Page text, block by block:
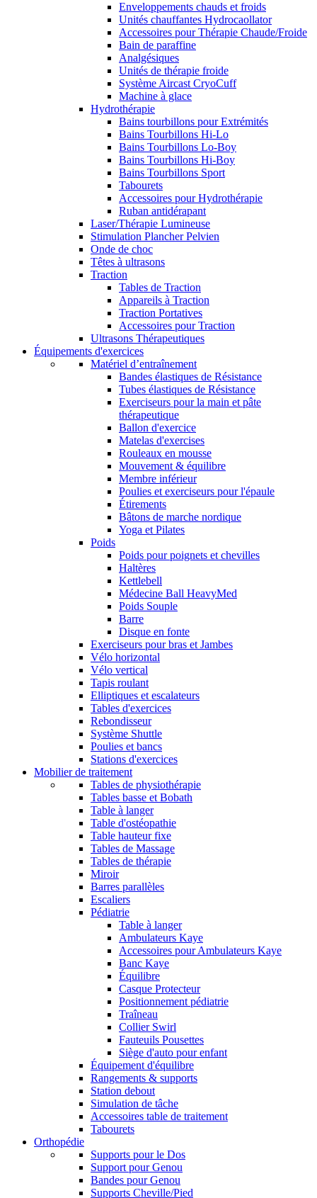
Enveloppements chauds et froids
Unités chauffantes Hydrocaollator
Accessoires pour Thérapie Chaude/Froide
Bain de paraffine
Analgésiques
Unités de thérapie froide
Système Aircast CryoCuff
Machine à glace
Hydrothérapie
Bains tourbillons pour Extrémités
Bains Tourbillons Hi-Lo
Bains Tourbillons Lo-Boy
Bains Tourbillons Hi-Boy
Bains Tourbillons Sport
Tabourets
Accessoires pour Hydrothérapie
Ruban antidérapant
Laser/Thérapie Lumineuse
Stimulation Plancher Pelvien
Onde de choc
Têtes à ultrasons
Traction
Tables de Traction
Appareils à Traction
Traction Portatives
Accessoires pour Traction
Ultrasons Thérapeutiques
Équipements d'exercices
Matériel d’entraînement
Bandes élastiques de Résistance
Tubes élastiques de Résistance
Exerciseurs pour la main et pâte
thérapeutique
Ballon d'exercice
Matelas d'exercises
Rouleaux en mousse
Mouvement & équilibre
Membre inférieur
Poulies et exerciseurs pour l'épaule
Étirements
Bâtons de marche nordique
Yoga et Pilates
Poids
Poids pour poignets et chevilles
Haltères
Kettlebell
Médecine Ball HeavyMed
Poids Souple
Barre
Disque en fonte
Exerciseurs pour bras et Jambes
Vélo horizontal
Vélo vertical
Tapis roulant
Elliptiques et escalateurs
Tables d'exercices
Rebondisseur
Système Shuttle
Poulies et bancs
Stations d'exercices
Mobilier de traitement
Tables de physiothérapie
Tables basse et Bobath
Table à langer
Table d'ostéopathie
Table hauteur fixe
Tables de Massage
Tables de thérapie
Miroir
Barres parallèles
Escaliers
Pédiatrie
Table à langer
Ambulateurs Kaye
Accessoires pour Ambulateurs Kaye
Banc Kaye
Équilibre
Casque Protecteur
Positionnement pédiatrie
Traîneau
Collier Swirl
Fauteuils Pousettes
Siège d'auto pour enfant
Équipement d'équilibre
Rangements & supports
Station debout
Simulation de tâche
Accessoires table de traitement
Tabourets
Orthopédie
Supports pour le Dos
Support pour Genou
Bandes pour Genou
Supports Cheville/Pied